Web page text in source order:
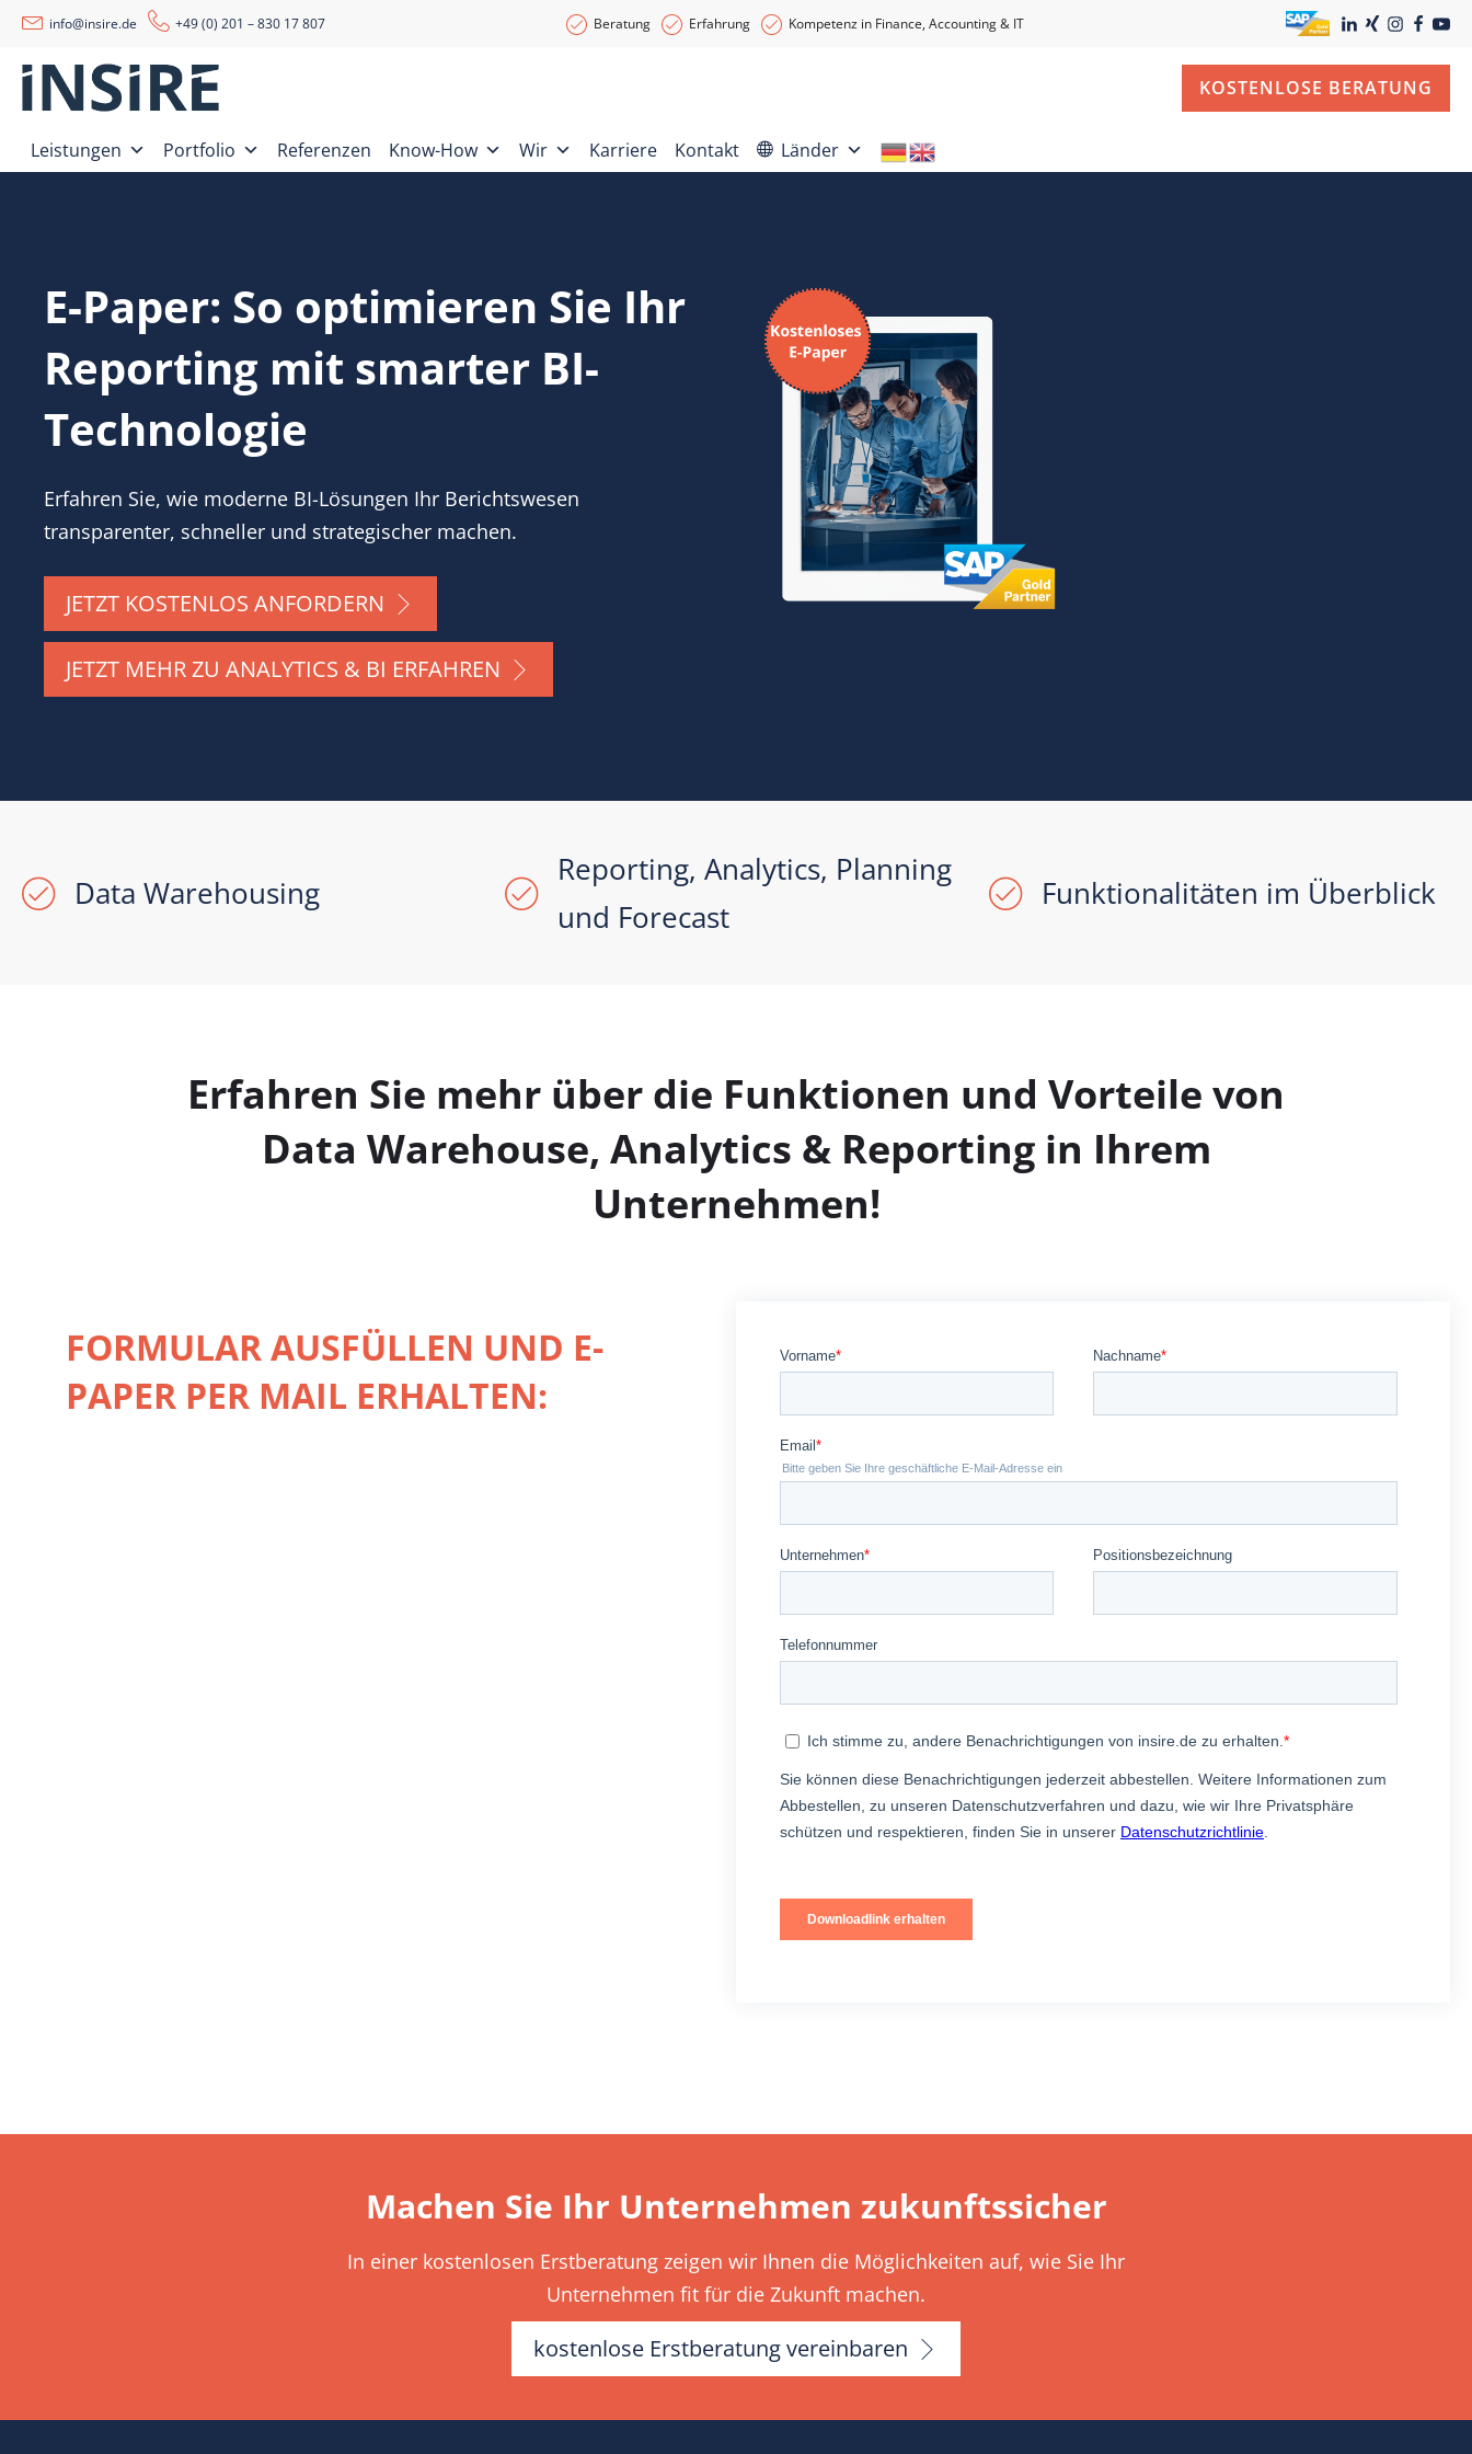
info@insire.de +49 (0) 201 – 830 17 807 Beratung Erfahrung Kompetenz in Finance, Accounting & IT
KOSTENLOSE BERATUNG
Leistungen Portfolio Referenzen Know-How Wir Karriere Kontakt Länder
E-Paper: So optimieren Sie Ihr
Reporting mit smarter BI-
Technologie
Erfahren Sie, wie moderne BI-Lösungen Ihr Berichtswesen
transparenter, schneller und strategischer machen.
JETZT KOSTENLOS ANFORDERN
JETZT MEHR ZU ANALYTICS & BI ERFAHREN
Data Warehousing
Reporting, Analytics, Planning
und Forecast
Funktionalitäten im Überblick
Erfahren Sie mehr über die Funktionen und Vorteile von
Data Warehouse, Analytics & Reporting in Ihrem
Unternehmen!
FORMULAR AUSFÜLLEN UND E-
PAPER PER MAIL ERHALTEN:
Machen Sie Ihr Unternehmen zukunftssicher
In einer kostenlosen Erstberatung zeigen wir Ihnen die Möglichkeiten auf, wie Sie Ihr
Unternehmen fit für die Zukunft machen.
kostenlose Erstberatung vereinbaren